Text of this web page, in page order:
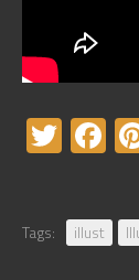
Tags: illust